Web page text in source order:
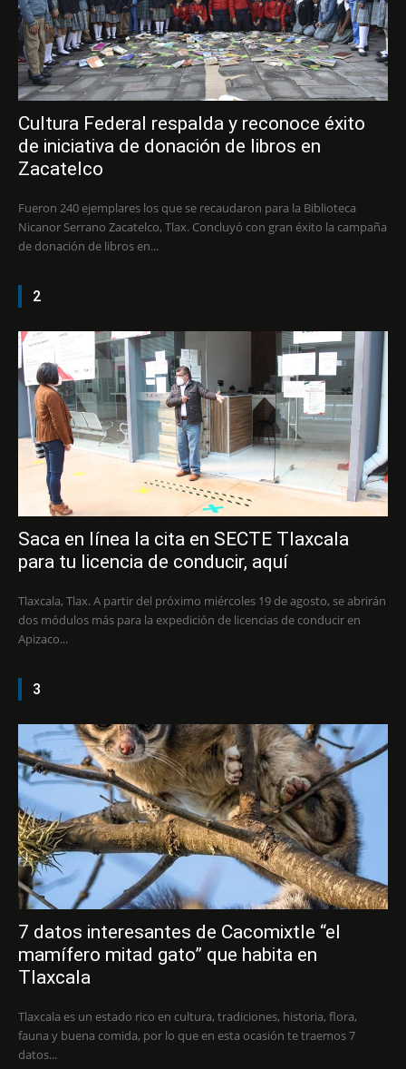
Cultura Federal respalda y reconoce éxito
de iniciativa de donación de libros en
Zacatelco
Fueron 240 ejemplares los que se recaudaron para la Biblioteca
Nicanor Serrano Zacatelco, Tlax. Concluyó con gran éxito la campaña
de donación de libros en...
2
Saca en línea la cita en SECTE Tlaxcala
para tu licencia de conducir, aquí
Tlaxcala, Tlax. A partir del próximo miércoles 19 de agosto, se abrirán
dos módulos más para la expedición de licencias de conducir en
Apizaco...
3
7 datos interesantes de Cacomixtle “el
mamífero mitad gato” que habita en
Tlaxcala
Tlaxcala es un estado rico en cultura, tradiciones, historia, flora,
fauna y buena comida, por lo que en esta ocasión te traemos 7
datos...